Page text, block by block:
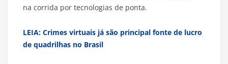
na corrida por tecnologias de ponta.
LEIA: Crimes virtuais já são principal fonte de lucro
de quadrilhas no Brasil